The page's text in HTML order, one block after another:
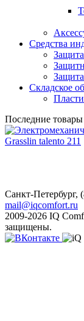
Средства
Складское
Последние товары
Санкт-Петербург,
mail@iqcomfort.ru
2009-2026 IQ
защищены.